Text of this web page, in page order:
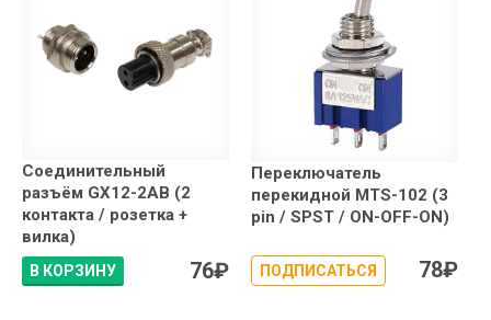
Соединительный
разъём GX12-2AB (2
контакта / розетка +
вилка)
В КОРЗИНУ 76₽
Переключатель
перекидной MTS-102 (3
pin / SPST / ON-OFF-ON)
ПОДПИСАТЬСЯ 78₽